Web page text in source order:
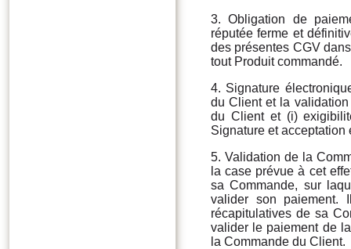
3. Obligation de
réputée ferme et
des présentes CGV
tout Produit commandé.
4. Signature
du Client et la
du Client et (i)
Signature et acceptation
5. Validation de la
la case prévue à cet
sa Commande, sur
valider son paiement.
récapitulatives de sa
valider le paiement de
la Commande du Client.